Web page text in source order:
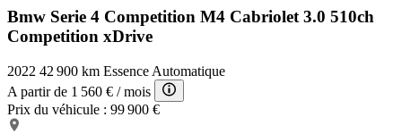
Bmw Serie 4 Competition M4 Cabriolet 3.0 510ch
Competition xDrive
2022 42 900 km Essence Automatique
A partir de 1 560 € / mois
Prix du véhicule : 99 900 €